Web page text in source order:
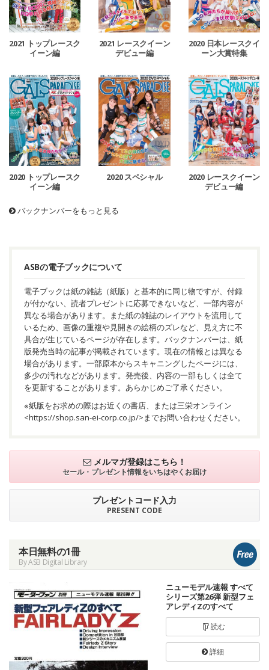
2021 トップレースク
イーン編
2021 レースクイーン
デビュー編
2020 日本レースクイ
ーン大賞特集
2020 トップレースク
イーン編
2020 スペシャル
2020 レースクイーン
デビュー編
バックナンバーをもっと見る
ASBの電子ブックについて
電子ブックは紙の雑誌（紙版）と基本的に同じ物ですが、付録
が付かない、読者プレゼントに応募できないなど、一部内容が
異なる場合があります。また紙の雑誌のレイアウトを流用して
いるため、画像の重複や見開きの絵柄のズレなど、見え方に不
具合が生じているページが存在します。バックナンバーは、紙
版発売当時の記事が掲載されています。現在の情報とは異なる
場合があります。一部原本からスキャニングしたページには、
多少の汚れなどがあります。発売後、内容の一部もしくは全て
を更新することがあります。あらかじめご了承ください。
※紙版をお求めの際はお近くの書店、または三栄オンライン
<https://shop.san-ei-corp.co.jp/>までお問い合わせください。
メルマガ登録はこちら！
セール・プレゼント情報をいちはやくお届け
プレゼントコード入力
PRESENT CODE
本日無料の1冊
By ASB Digital Library
ニューモデル速報 すべて
シリーズ第26弾 新型フェ
アレディZのすべて
読む
詳細